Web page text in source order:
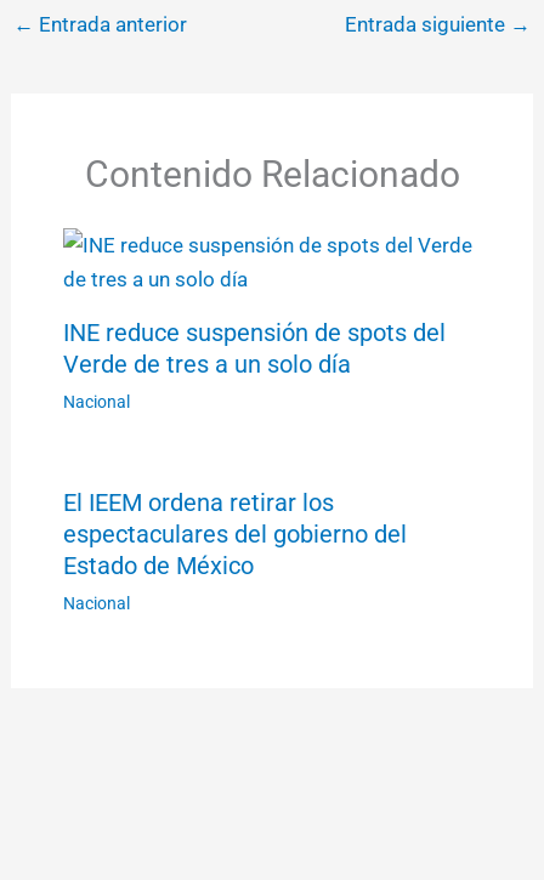
← Entrada anterior Entrada siguiente →
Contenido Relacionado
INE reduce suspensión de spots del
Verde de tres a un solo día
Nacional
El IEEM ordena retirar los
espectaculares del gobierno del
Estado de México
Nacional